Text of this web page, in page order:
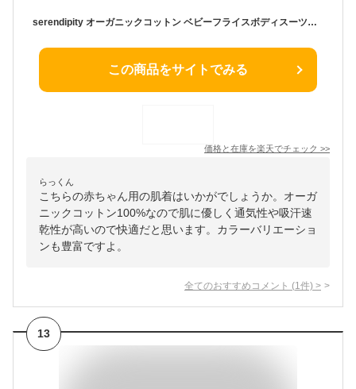
serendipity オーガニックコットン ベビーフライスボディスーツ（半袖） | セレンディピティ オーガニック コットン ベビー 赤ちゃん 半袖 ボディスーツ 肌着 ギフト プレゼント 出産祝い ロンパース 下着 敏感肌 かぶり 春 夏 秋 無地 セレンディピティ [M便 1/2]
この商品をサイトでみる
価格と在庫を楽天でチェック >>
らっくん
こちらの赤ちゃん用の肌着はいかがでしょうか。オーガ
ニックコットン100%なので肌に優しく通気性や吸汗速
乾性が高いので快適だと思います。カラーバリエーショ
ンも豊富ですよ。
全てのおすすめコメント (1 件) >
13